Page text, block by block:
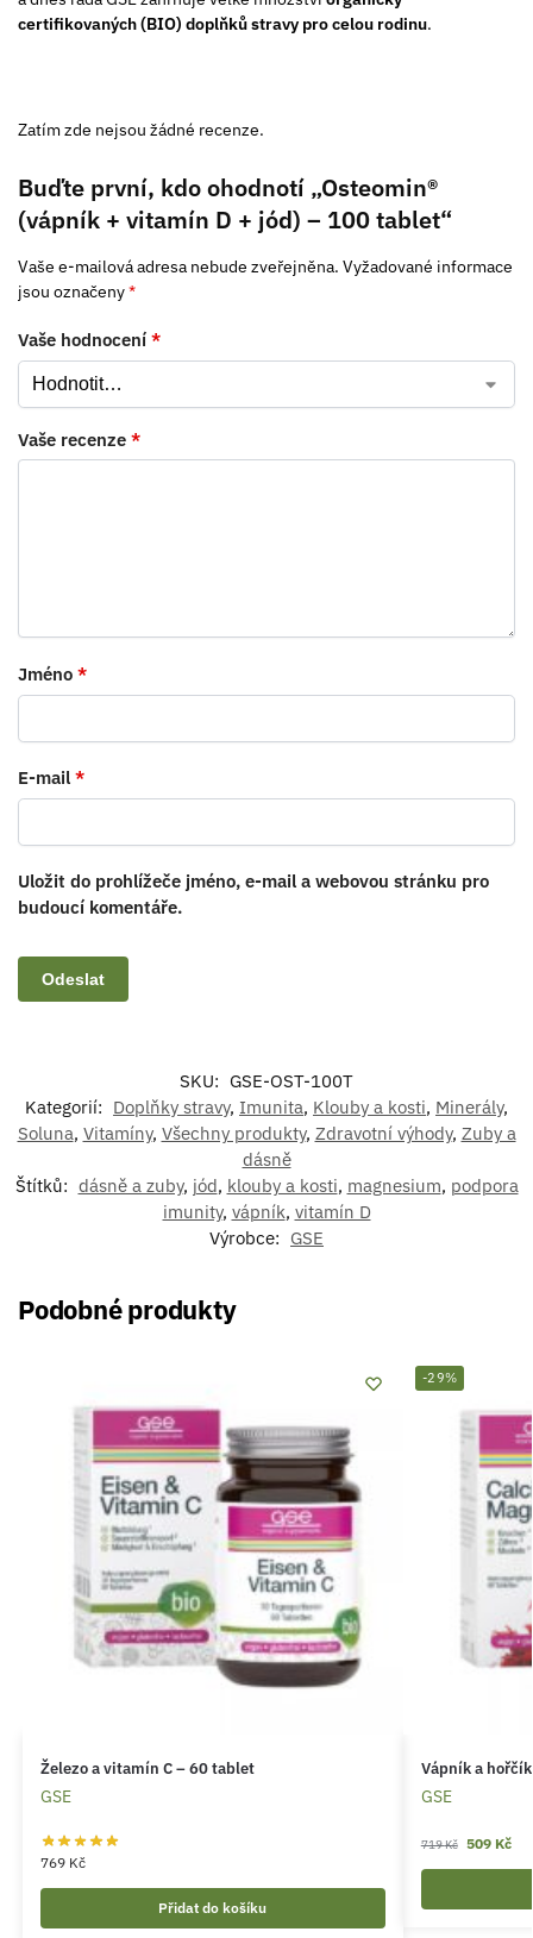
certifikovaných (BIO) doplňků stravy pro celou rodinu.
Zatím zde nejsou žádné recenze.
Buďte první, kdo ohodnotí „Osteomin®
(vápník + vitamín D + jód) – 100 tablet“
Vaše e-mailová adresa nebude zveřejněna. Vyžadované informace
jsou označeny*
Vaše hodnocení *
Vaše recenze *
Jméno *
E-mail *
Uložit do prohlížeče jméno, e-mail a webovou stránku pro
budoucí komentáře.
SKU: GSE-OST-100T
Kategorií: Doplňky stravy, Imunita, Klouby a kosti, Minerály,
Soluna, Vitamíny, Všechny produkty, Zdravotní výhody, Zuby a
dásně
Štítků: dásně a zuby, jód, klouby a kosti, magnesium, podpora
imunity, vápník, vitamín D
Výrobce: GSE
Podobné produkty
Železo a vitamín C – 60 tablet
GSE
769 Kč
Přidat do košíku
-29%
Vápník a
GSE
719Kč 509 Kč